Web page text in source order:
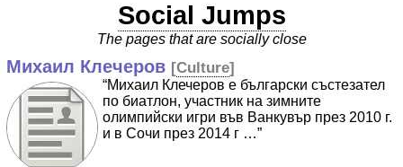
Social Jumps
The pages that are socially close
Михаил Клечеров [Culture]
“Михаил Клечеров е български състезател
по биатлон, участник на зимните
олимпийски игри във Ванкувър през 2010 г.
и в Сочи през 2014 г …”